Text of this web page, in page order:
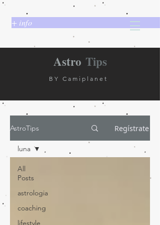
+ info
Astro Tips
BY Camiplanet
AstroTips Regístrate
All
Posts
astrologia
coaching
lifestyle
luna